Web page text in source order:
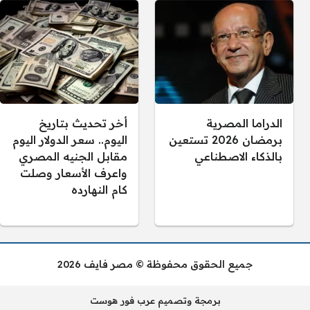
الدراما المصرية
برمضان 2026 تستعين
بالذكاء الاصطناعي
أخر تحديث بتاريخ
اليوم.. سعر الدولار اليوم
مقابل الجنيه المصري
واعرف الأسعار وصلت
كام النهارده
جميع الحقوق محفوظة © مصر فايف 2026
برمجة وتصميم عرب فور هوست